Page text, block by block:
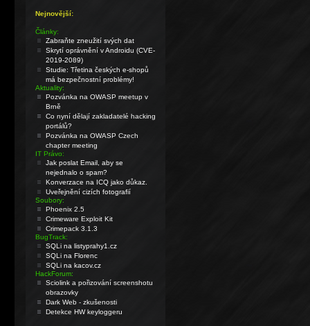
Nejnovější:
Články:
Zabraňte zneužití svých dat
Skrytí oprávnění v Androidu (CVE-
2019-2089)
Studie: Třetina českých e-shopů
má bezpečnostní problémy!
Aktuality:
Pozvánka na OWASP meetup v
Brně
Co nyní dělají zakladatelé hacking
portálů?
Pozvánka na OWASP Czech
chapter meeting
IT Právo:
Jak poslat Email, aby se
nejednalo o spam?
Konverzace na ICQ jako důkaz.
Uveřejnění cizích fotografií
Soubory:
Phoenix 2.5
Crimeware Exploit Kit
Crimepack 3.1.3
BugTrack:
SQLi na listyprahy1.cz
SQLi na Florenc
SQLi na kacov.cz
HackForum:
Sciolink a pořizování screenshotu
obrazovky
Dark Web - zkušenosti
Detekce HW keyloggeru